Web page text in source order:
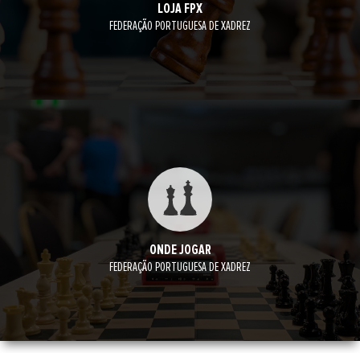
LOJA FPX
FEDERAÇÃO PORTUGUESA DE XADREZ
ONDE JOGAR
FEDERAÇÃO PORTUGUESA DE XADREZ